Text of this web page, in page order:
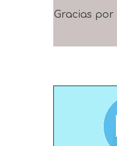
Gracias